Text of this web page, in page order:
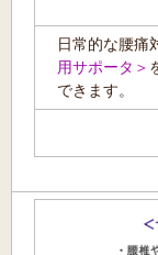
日常的な腰痛
用サポータ＞
できます。